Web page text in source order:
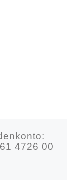
4726 00